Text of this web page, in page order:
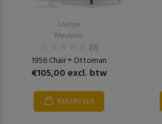
Lounge
Meubilair
(0)
1956 Chair + Ottoman
€105,00 excl. btw
RESERVEER